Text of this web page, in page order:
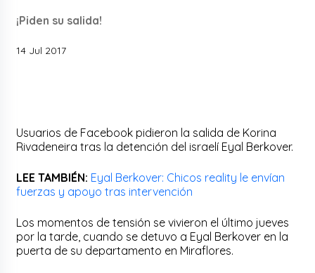
¡Piden su salida!
14 Jul 2017
Usuarios de Facebook pidieron la salida de Korina
Rivadeneira tras la detención del israelí Eyal Berkover.
LEE TAMBIÉN: Eyal Berkover: Chicos reality le envían
fuerzas y apoyo tras intervención
Los momentos de tensión se vivieron el último jueves
por la tarde, cuando se detuvo a Eyal Berkover en la
puerta de su departamento en Miraflores.